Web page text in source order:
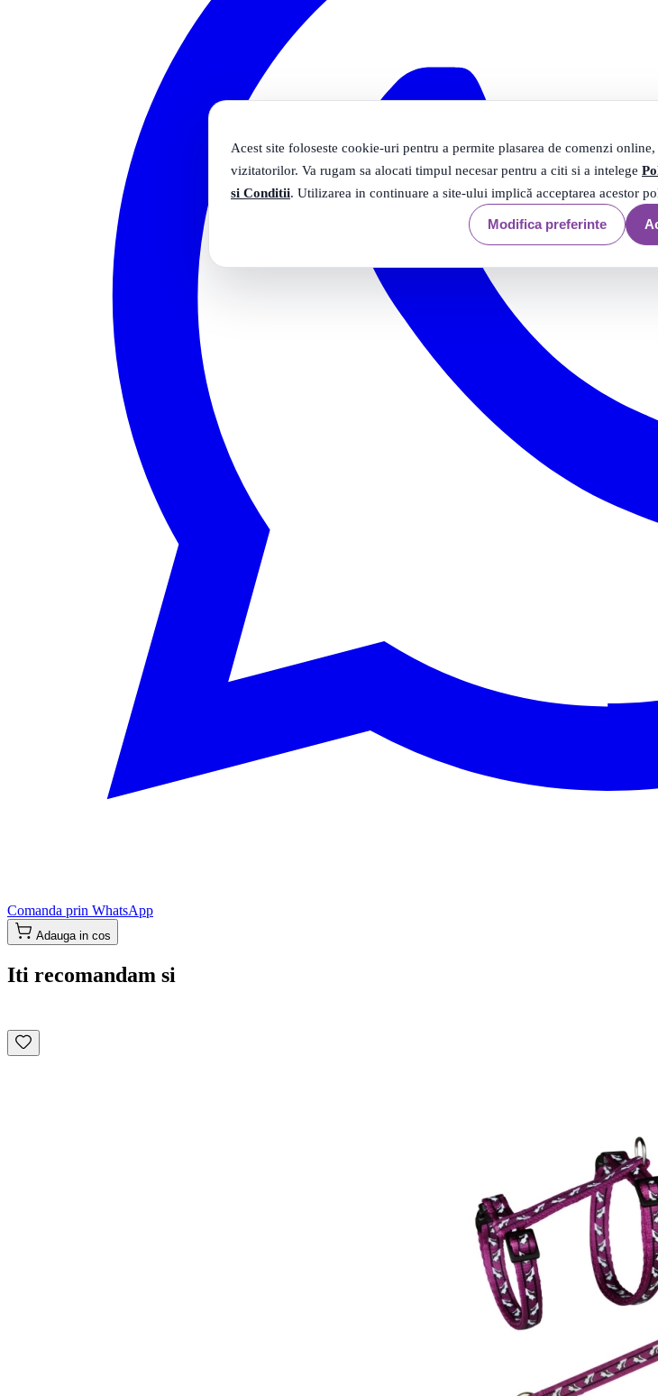
Acest site foloseste cookie-uri pentru a permite plasarea de comenzi
vizitatorilor. Va rugam sa alocati timpul necesar pentru a citi si a intelege
si Conditii. Utilizarea in continuare a site-ului implică acceptarea acestor
Modifica preferinte
Comanda prin WhatsApp
Adauga in cos
Iti recomandam si